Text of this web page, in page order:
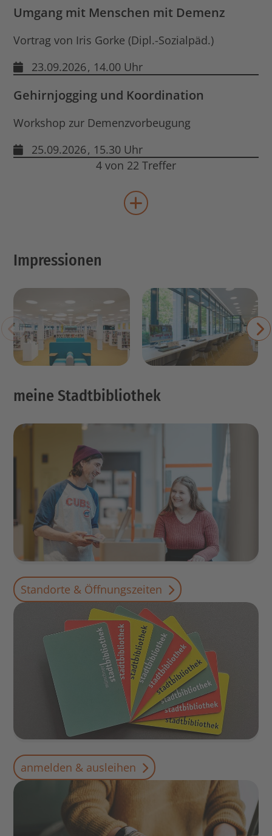
Umgang mit Menschen mit Demenz
Vortrag von Iris Gorke (Dipl.-Sozialpäd.)
23.09.2026, 14.00 Uhr
Gehirnjogging und Koordination
Workshop zur Demenzvorbeugung
25.09.2026, 15.30 Uhr
4 von 22 Treffer
mehr Veranstaltungen
Impressionen
voriges Element
meine Stadtbibliothek
Standorte & Öffnungszeiten
anmelden & ausleihen